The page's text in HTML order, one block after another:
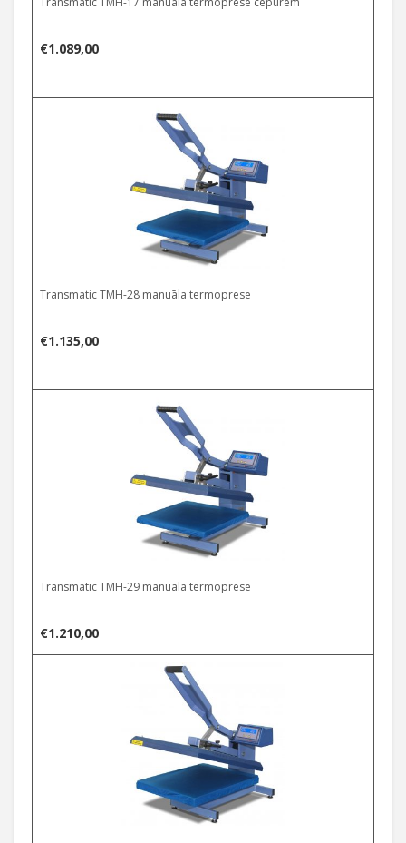
€1.089,00
Transmatic TMH-28 manuāla termoprese
€1.135,00
Transmatic TMH-29 manuāla termoprese
€1.210,00